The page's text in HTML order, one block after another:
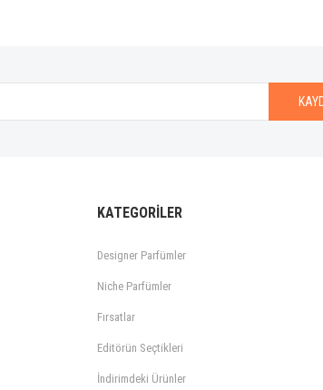
KATEGORİLER
Designer Parfümler
Niche Parfümler
Fırsatlar
Editörün Seçtikleri
İndirimdeki Ürünler